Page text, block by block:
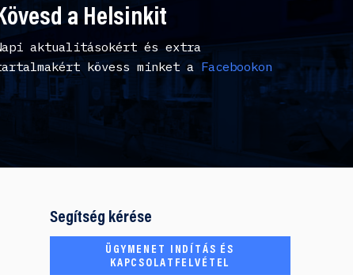
a Helsinkit
aktualitásokért és extra
kövess minket aFacebookon
Segítség kérése
ÜGYMENET INDÍTÁS ÉS
KAPCSOLATFELVÉTEL